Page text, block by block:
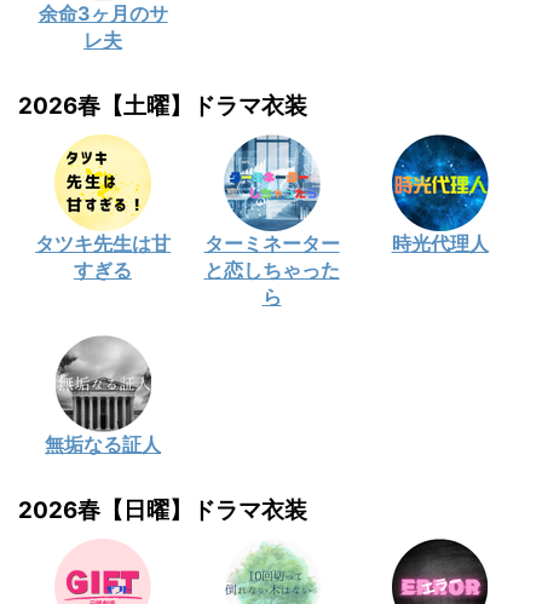
余命3ヶ月のサ
レ夫
2026春【土曜】ドラマ衣装
タツキ先生は甘
すぎる
ターミネーター
と恋しちゃった
ら
時光代理人
無垢なる証人
2026春【日曜】ドラマ衣装